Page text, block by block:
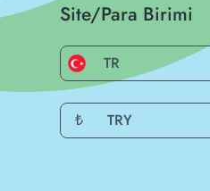
Site/Para Birimi
TR
₺ TRY